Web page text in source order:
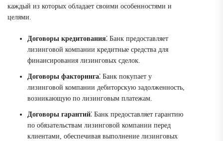
каждый из которых обладает своими особенностями и
целями.
Договоры кредитования⁚ Банк предоставляет
лизинговой компании кредитные средства для
финансирования лизинговых сделок.
Договоры факторинга⁚ Банк покупает у
лизинговой компании дебиторскую задолженность,
возникающую по лизинговым платежам.
Договоры гарантий⁚ Банк предоставляет гарантию
по обязательствам лизинговой компании перед
клиентами, обеспечивая выполнение лизинговых